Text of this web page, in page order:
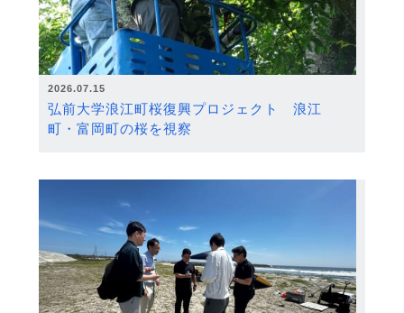
2026.07.15
弘前大学浪江町桜復興プロジェクト 浪江
町・富岡町の桜を視察